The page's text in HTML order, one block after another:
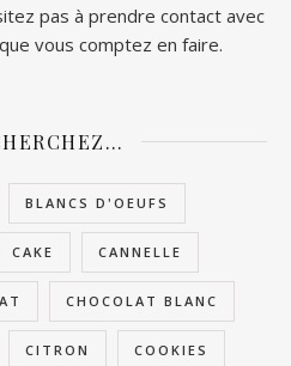
pas à prendre contact avec
vous comptez en faire.
BLANCS D'OEUFS
CAKE CANNELLE
CHOCOLAT BLANC
CITRON COOKIES